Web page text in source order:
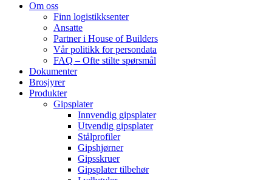
Om oss
Finn logistikksenter
Ansatte
Partner i House of Builders
Vår politikk for persondata
FAQ – Ofte stilte spørsmål
Dokumenter
Brosjyrer
Produkter
Gipsplater
Innvendig gipsplater
Utvendig gipsplater
Stålprofiler
Gipshjørner
Gipsskruer
Gipsplater tilbehør